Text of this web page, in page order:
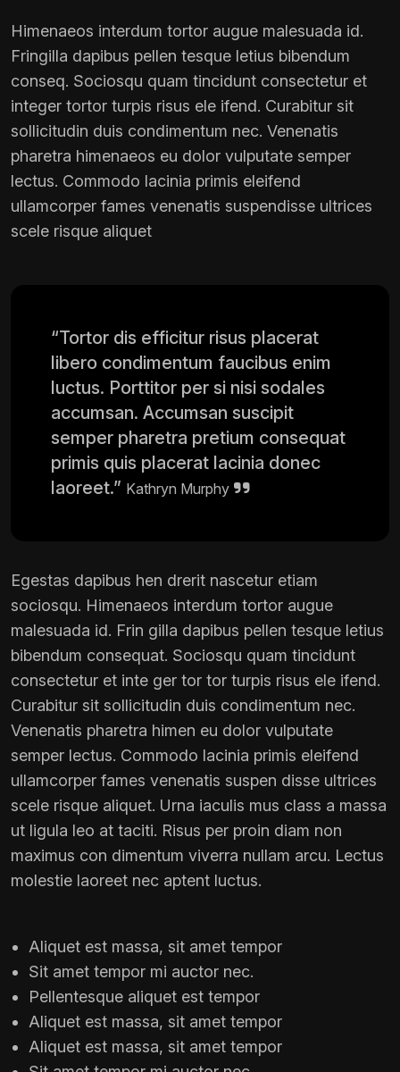
Himenaeos interdum tortor augue malesuada id.
Fringilla dapibus pellen tesque letius bibendum
conseq. Sociosqu quam tincidunt consectetur et
integer tortor turpis risus ele ifend. Curabitur sit
sollicitudin duis condimentum nec. Venenatis
pharetra himenaeos eu dolor vulputate semper
lectus. Commodo lacinia primis eleifend
ullamcorper fames venenatis suspendisse ultrices
scele risque aliquet
“Tortor dis efficitur risus placerat
libero condimentum faucibus enim
luctus. Porttitor per si nisi sodales
accumsan. Accumsan suscipit
semper pharetra pretium consequat
primis quis placerat lacinia donec
laoreet.” Kathryn Murphy
Egestas dapibus hen drerit nascetur etiam
sociosqu. Himenaeos interdum tortor augue
malesuada id. Frin gilla dapibus pellen tesque letius
bibendum consequat. Sociosqu quam tincidunt
consectetur et inte ger tor tor turpis risus ele ifend.
Curabitur sit sollicitudin duis condimentum nec.
Venenatis pharetra himen eu dolor vulputate
semper lectus. Commodo lacinia primis eleifend
ullamcorper fames venenatis suspen disse ultrices
scele risque aliquet. Urna iaculis mus class a massa
ut ligula leo at taciti. Risus per proin diam non
maximus con dimentum viverra nullam arcu. Lectus
molestie laoreet nec aptent luctus.
Aliquet est massa, sit amet tempor
Sit amet tempor mi auctor nec.
Pellentesque aliquet est tempor
Aliquet est massa, sit amet tempor
Aliquet est massa, sit amet tempor